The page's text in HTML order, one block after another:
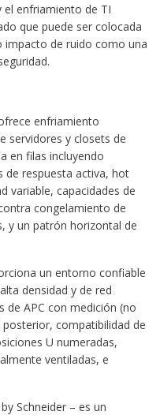
el enfriamiento de TI
que puede ser colocada
de ruido como una
enfriamiento
servidores y closets de
en filas incluyendo
de respuesta activa, hot
variable, capacidades de
congelamiento de
y un patrón horizontal de
un entorno confiable
densidad y de red
de APC con medición (no
compatibilidad de
U numeradas,
ventiladas, e
Schneider – es un